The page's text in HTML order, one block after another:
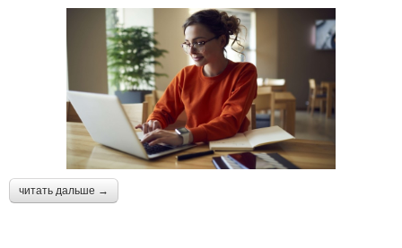
читать дальше →